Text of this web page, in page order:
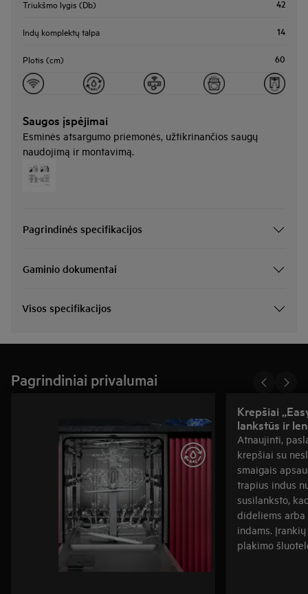
Triukšmo lygis (Db) 42
Indų komplektų talpa 14
Plotis (cm) 60
Saugos įspėjimai
Esminės atsargumo priemonės, užtikrinančios saugų
naudojimą ir montavimą.
Pagrindinės specifikacijos
Gaminio dokumentai
Visos specifikacijos
Pagrindiniai privalumai
Krepšiai
lankstūs ir
Atnaujinti,
krepšiai su
smaigais
trapius indus
susilanksto,
dideliems arba
indams.
plakimo